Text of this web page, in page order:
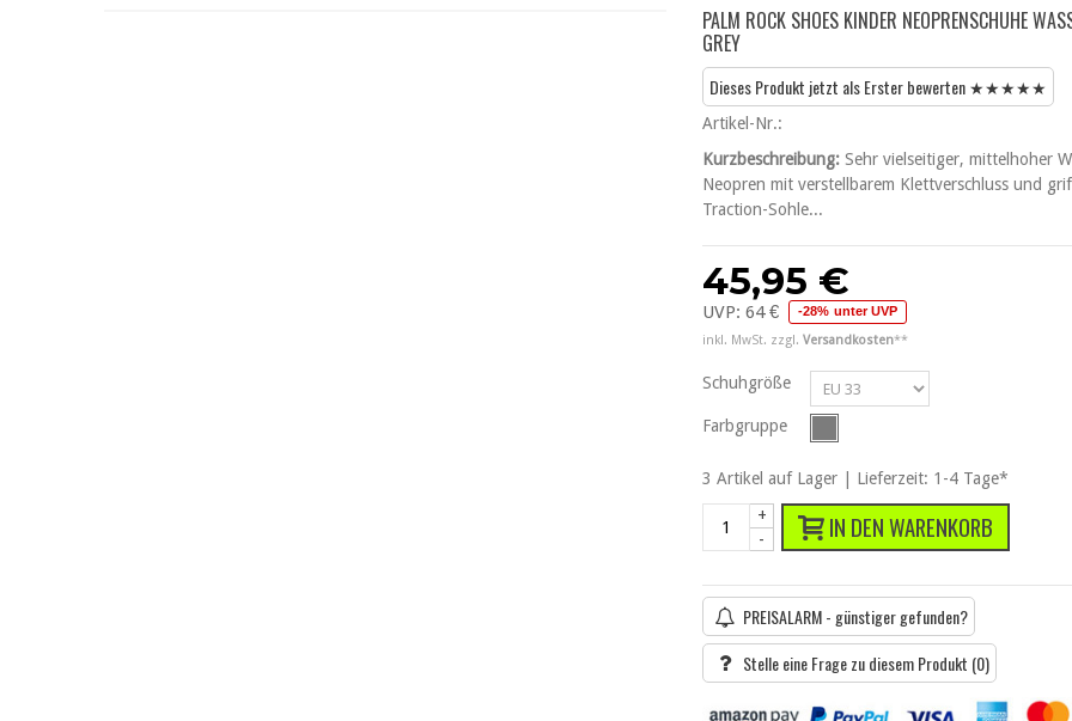
PALM ROCK SHOES KINDER NEOPRENSCHUHE
GREY
Dieses Produkt jetzt als Erster bewerten ★★★★★
Artikel-Nr.:
Kurzbeschreibung: Sehr vielseitiger, mittelhoher
Neopren mit verstellbarem Klettverschluss und
Traction-Sohle...
45,95 €
UVP: 64 € -28% unter UVP
inkl. MwSt. zzgl. Versandkosten**
Schuhgröße
Farbgruppe
3 Artikel auf Lager | Lieferzeit: 1-4 Tage*
-
+ IN DEN WARENKORB
PREISALARM - günstiger gefunden?
Stelle eine Frage zu diesem Produkt (0)